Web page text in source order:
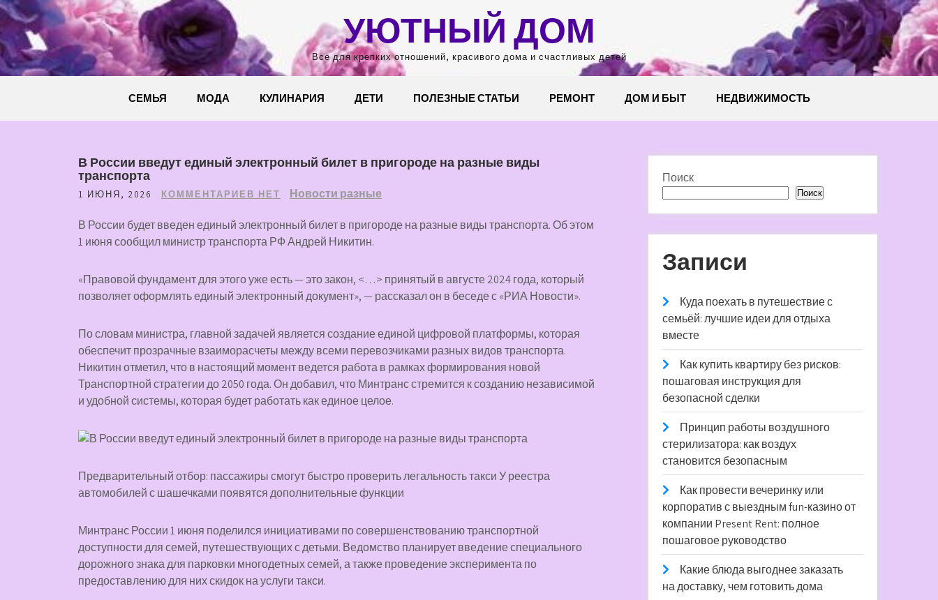
Перейти
содержимому
УЮТНЫЙ ДОМ
Всё для крепких отношений, красивого дома и счастливых детей
СЕМЬЯ МОДА КУЛИНАРИЯ ДЕТИ ПОЛЕЗНЫЕ СТАТЬИ РЕМОНТ ДОМ И БЫТ НЕДВИЖИМОСТЬ
В России введут единый электронный билет в пригороде на разные виды
транспорта
1 ИЮНЯ, 2026 КОММЕНТАРИЕВ НЕТ Новости разные
В России будет введен единый электронный билет в пригороде на разные виды транспорта. Об этом
1 июня сообщил министр транспорта РФ Андрей Никитин.
«Правовой фундамент для этого уже есть — это закон, <…> принятый в августе 2024 года, который
позволяет оформлять единый электронный документ», — рассказал он в беседе с «РИА Новости».
По словам министра, главной задачей является создание единой цифровой платформы, которая
обеспечит прозрачные взаиморасчеты между всеми перевозчиками разных видов транспорта.
Никитин отметил, что в настоящий момент ведется работа в рамках формирования новой
Транспортной стратегии до 2050 года. Он добавил, что Минтранс стремится к созданию независимой
и удобной системы, которая будет работать как единое целое.
Предварительный отбор: пассажиры смогут быстро проверить легальность такси У реестра
автомобилей с шашечками появятся дополнительные функции
Минтранс России 1 июня поделился инициативами по совершенствованию транспортной
доступности для семей, путешествующих с детьми. Ведомство планирует введение специального
дорожного знака для парковки многодетных семей, а также проведение эксперимента по
предоставлению для них скидок на услуги такси.
Поиск
Поиск
Записи
Куда поехать в путешествие с
семьёй: лучшие идеи для отдыха
вместе
Как купить квартиру без рисков:
пошаговая инструкция для
безопасной сделки
Принцип работы воздушного
стерилизатора: как воздух
становится безопасным
Как провести вечеринку или
корпоратив с выездным fun-казино от
компании Present Rent: полное
пошаговое руководство
Какие блюда выгоднее заказать
на доставку, чем готовить дома